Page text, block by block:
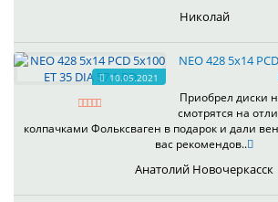
Николай
10.05.2021
NEO 428 5x14
Приобрел диски
смотрятся на
колпачками Фольксваген в подарок и дали
вас рекомендов..
Анатолий Новочеркасск